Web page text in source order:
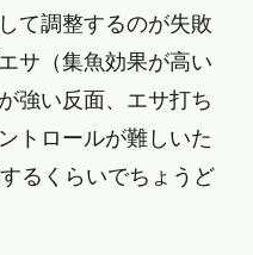
て調整するのが失敗
サ（集魚効果が高い
強い反面、エサ打ち
トロールが難しいた
るくらいでちょうど